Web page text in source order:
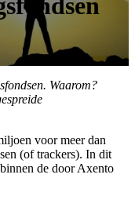
Waarom?
voor meer dan
(of trackers). In dit
de door Axento